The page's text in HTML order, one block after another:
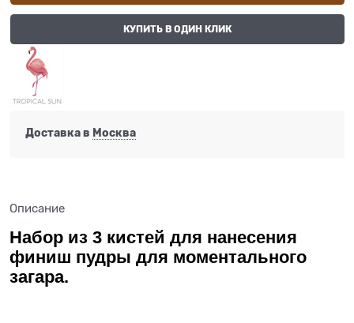
КУПИТЬ В ОДИН КЛИК
Доставка в Москва
Описание
Набор из 3 кистей для нанесения
финиш пудры для моментального
загара.